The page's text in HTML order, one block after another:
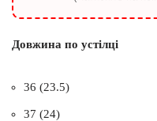
Довжина по устілці
36 (23.5)
37 (24)